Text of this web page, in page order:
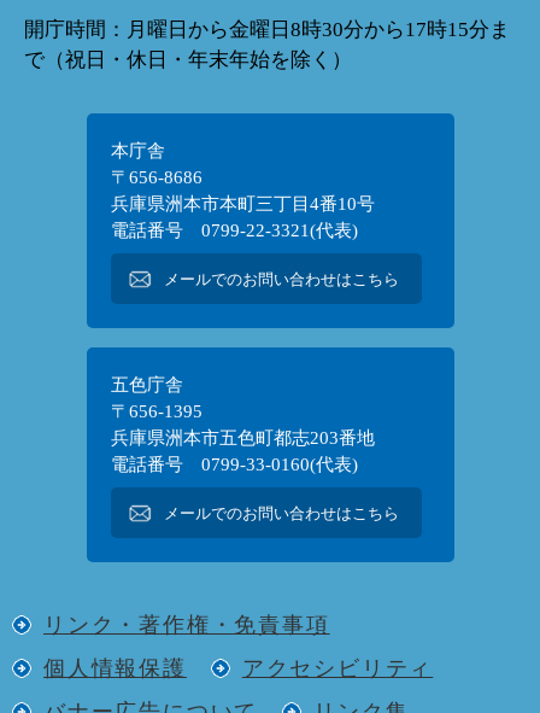
開庁時間：月曜日から金曜日8時30分から17時15分ま
で（祝日・休日・年末年始を除く）
本庁舎
〒656-8686
兵庫県洲本市本町三丁目4番10号
電話番号 0799-22-3321(代表)
メールでのお問い合わせはこちら
五色庁舎
〒656-1395
兵庫県洲本市五色町都志203番地
電話番号 0799-33-0160(代表)
メールでのお問い合わせはこちら
リンク・著作権・免責事項
個人情報保護
アクセシビリティ